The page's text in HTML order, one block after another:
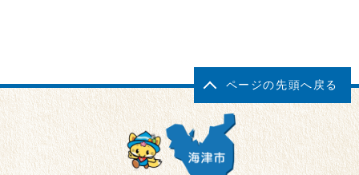
ページの先頭へ戻る